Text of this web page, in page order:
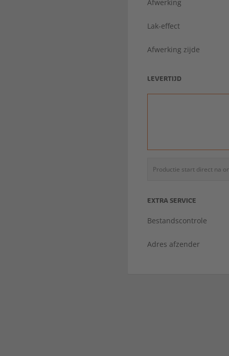
Afwerking
Lak-effect
Afwerking zijde
LEVERTIJD
Productie start direct na
EXTRA SERVICE
Bestandscontrole
Adres afzender